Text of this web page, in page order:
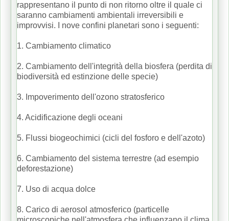
rappresentano il punto di non ritorno oltre il quale ci
saranno cambiamenti ambientali irreversibili e
improvvisi.
I nove confini planetari sono i seguenti:
1. Cambiamento climatico
2. Cambiamento dell'integrità della biosfera (perdita di
biodiversità ed estinzione delle specie)
3. Impoverimento dell'ozono stratosferico
4. Acidificazione degli oceani
5. Flussi biogeochimici (cicli del fosforo e dell'azoto)
6. Cambiamento del sistema terrestre (ad esempio
deforestazione)
7. Uso di acqua dolce
8. Carico di aerosol atmosferico (particelle